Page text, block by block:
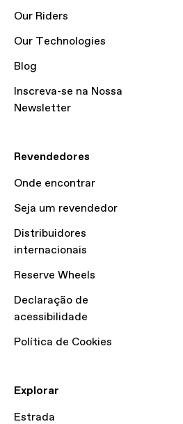
Our Riders
Our Technologies
Blog
Inscreva-se na Nossa
Newsletter
Revendedores
Onde encontrar
Seja um revendedor
Distribuidores
internacionais
Reserve Wheels
Declaração de
acessibilidade
Política de Cookies
Explorar
Estrada